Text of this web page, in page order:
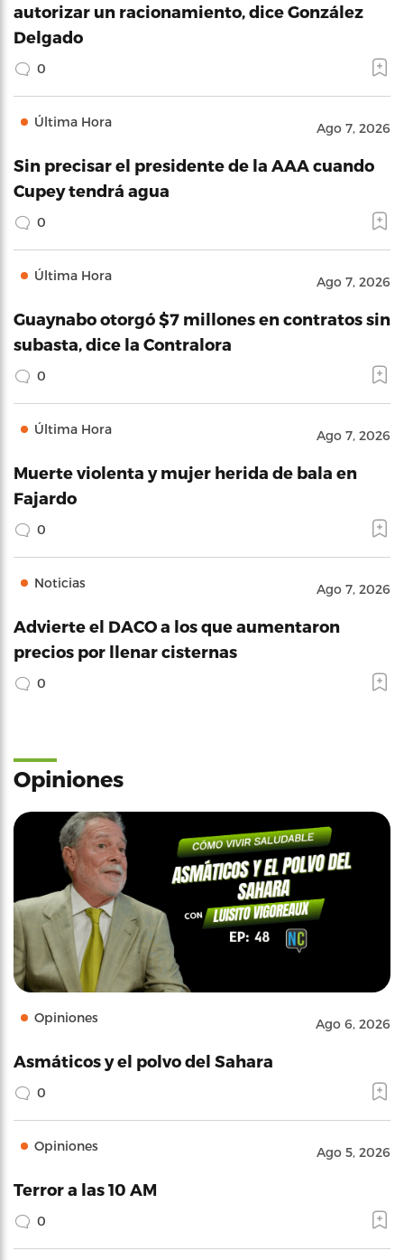
autorizar un racionamiento, dice González
Delgado
0
Última Hora Ago 7, 2026
Sin precisar el presidente de la AAA cuando
Cupey tendrá agua
0
Última Hora Ago 7, 2026
Guaynabo otorgó $7 millones en contratos sin
subasta, dice la Contralora
0
Última Hora Ago 7, 2026
Muerte violenta y mujer herida de bala en
Fajardo
0
Noticias Ago 7, 2026
Advierte el DACO a los que aumentaron
precios por llenar cisternas
0
Opiniones
Opiniones Ago 6, 2026
Asmáticos y el polvo del Sahara
0
Opiniones Ago 5, 2026
Terror a las 10 AM
0